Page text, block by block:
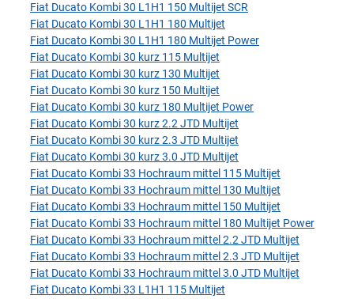
Fiat Ducato Kombi 30 L1H1 150 Multijet SCR
Fiat Ducato Kombi 30 L1H1 180 Multijet
Fiat Ducato Kombi 30 L1H1 180 Multijet Power
Fiat Ducato Kombi 30 kurz 115 Multijet
Fiat Ducato Kombi 30 kurz 130 Multijet
Fiat Ducato Kombi 30 kurz 150 Multijet
Fiat Ducato Kombi 30 kurz 180 Multijet Power
Fiat Ducato Kombi 30 kurz 2.2 JTD Multijet
Fiat Ducato Kombi 30 kurz 2.3 JTD Multijet
Fiat Ducato Kombi 30 kurz 3.0 JTD Multijet
Fiat Ducato Kombi 33 Hochraum mittel 115 Multijet
Fiat Ducato Kombi 33 Hochraum mittel 130 Multijet
Fiat Ducato Kombi 33 Hochraum mittel 150 Multijet
Fiat Ducato Kombi 33 Hochraum mittel 180 Multijet Power
Fiat Ducato Kombi 33 Hochraum mittel 2.2 JTD Multijet
Fiat Ducato Kombi 33 Hochraum mittel 2.3 JTD Multijet
Fiat Ducato Kombi 33 Hochraum mittel 3.0 JTD Multijet
Fiat Ducato Kombi 33 L1H1 115 Multijet